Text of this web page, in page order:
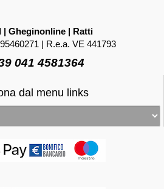
| Gheginonline | Ratti
| R.e.a. VE 441793
041 4581364
dal menu links